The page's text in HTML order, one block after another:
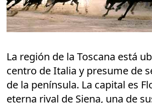
La región de la Toscana está
centro de Italia y presume de
de la península. La capital es
eterna rival de Siena, una de